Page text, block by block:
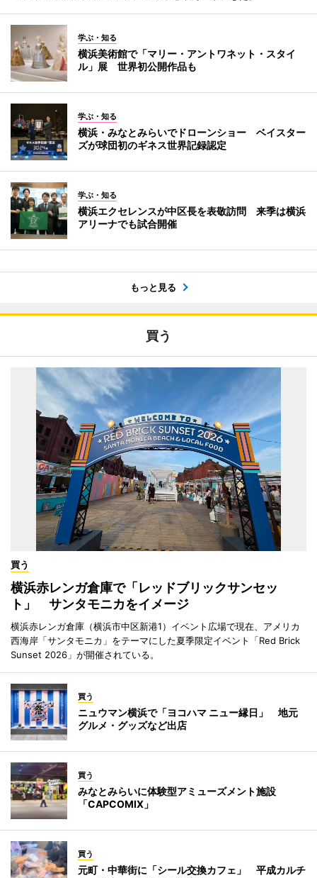
学ぶ・知る
横浜美術館で「マリー・アントワネット・スタイ
ル」展 世界初公開作品も
学ぶ・知る
横浜・みなとみらいでドローンショー ベイスター
ズが球団初のギネス世界記録認定
学ぶ・知る
横浜エクセレンスが中区長を表敬訪問 来季は横浜
アリーナでも試合開催
もっと見る
買う
買う
横浜赤レンガ倉庫で「レッドブリックサンセッ
ト」 サンタモニカをイメージ
横浜赤レンガ倉庫（横浜市中区新港1）イベント広場で現在、アメリカ
西海岸「サンタモニカ」をテーマにした夏季限定イベント「Red Brick
Sunset 2026」が開催されている。
買う
ニュウマン横浜で「ヨコハマ ニュー縁日」 地元
グルメ・グッズなど出店
買う
みなとみらいに体験型アミューズメント施設
「CAPCOMIX」
買う
元町・中華街に「シール交換カフェ」 平成カルチ